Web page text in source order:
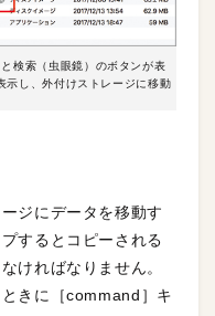
検索（虫眼鏡）のボタンが表
示し、外付けストレージに移動
ジにデータを移動す
するとコピーされる
ければなりません。
きに［command］キ